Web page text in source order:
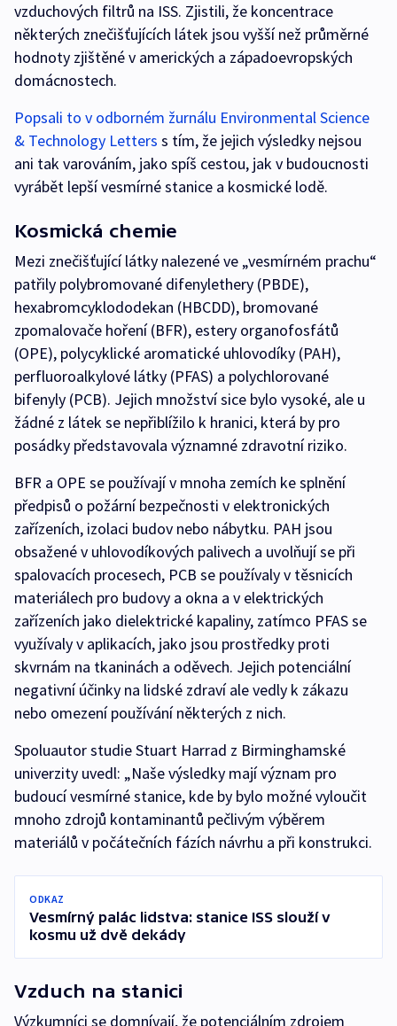
vzduchových filtrů na ISS. Zjistili, že koncentrace
některých znečišťujících látek jsou vyšší než průměrné
hodnoty zjištěné v amerických a západoevropských
domácnostech.
Popsali to v odborném žurnálu Environmental Science
& Technology Letters s tím, že jejich výsledky nejsou
ani tak varováním, jako spíš cestou, jak v budoucnosti
vyrábět lepší vesmírné stanice a kosmické lodě.
Kosmická chemie
Mezi znečišťující látky nalezené ve „vesmírném prachu“
patřily polybromované difenylethery (PBDE),
hexabromcyklododekan (HBCDD), bromované
zpomalovače hoření (BFR), estery organofosfátů
(OPE), polycyklické aromatické uhlovodíky (PAH),
perfluoroalkylové látky (PFAS) a polychlorované
bifenyly (PCB). Jejich množství sice bylo vysoké, ale u
žádné z látek se nepřiblížilo k hranici, která by pro
posádky představovala významné zdravotní riziko.
BFR a OPE se používají v mnoha zemích ke splnění
předpisů o požární bezpečnosti v elektronických
zařízeních, izolaci budov nebo nábytku. PAH jsou
obsažené v uhlovodíkových palivech a uvolňují se při
spalovacích procesech, PCB se používaly v těsnicích
materiálech pro budovy a okna a v elektrických
zařízeních jako dielektrické kapaliny, zatímco PFAS se
využívaly v aplikacích, jako jsou prostředky proti
skvrnám na tkaninách a oděvech. Jejich potenciální
negativní účinky na lidské zdraví ale vedly k zákazu
nebo omezení používání některých z nich.
Spoluautor studie Stuart Harrad z Birminghamské
univerzity uvedl: „Naše výsledky mají význam pro
budoucí vesmírné stanice, kde by bylo možné vyloučit
mnoho zdrojů kontaminantů pečlivým výběrem
materiálů v počátečních fázích návrhu a při konstrukci.
ODKAZ
Vesmírný palác lidstva: stanice ISS slouží v
kosmu už dvě dekády
Vzduch na stanici
Výzkumníci se domnívají, že potenciálním zdrojem